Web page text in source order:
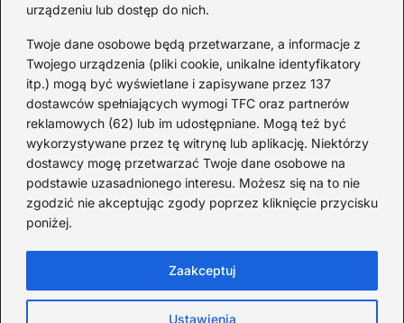
urządzeniu lub dostęp do nich.
Twoje dane osobowe będą przetwarzane, a informacje z
Twojego urządzenia (pliki cookie, unikalne identyfikatory
itp.) mogą być wyświetlane i zapisywane przez 137
dostawców spełniających wymogi TFC oraz partnerów
reklamowych (62) lub im udostępniane. Mogą też być
wykorzystywane przez tę witrynę lub aplikację. Niektórzy
dostawcy mogę przetwarzać Twoje dane osobowe na
podstawie uzasadnionego interesu. Możesz się na to nie
zgodzić nie akceptując zgody poprzez kliknięcie przycisku
poniżej.
Ustawienia
Zaakceptuj
Zaskakujące ciekawostki o
Krzysztofie Kolumbie
2026-07-20
Mało znane ciekawostki o
Wisławie Szymborskiej
2026-07-16
Zaskakujące ciekawostki o
2026-07-15